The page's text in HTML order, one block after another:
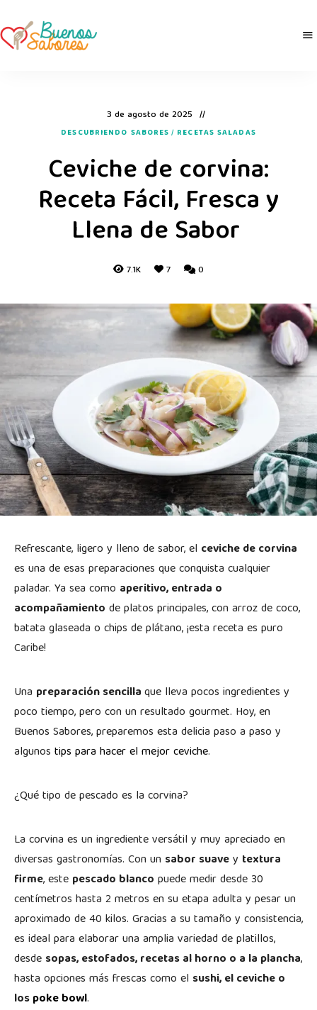
3 de agosto de 2025
DESCUBRIENDO SABORES / RECETAS SALADAS
Ceviche de corvina:
Receta Fácil, Fresca y
Llena de Sabor
7.1K 7 0
Refrescante, ligero y lleno de sabor, el ceviche de corvina
es una de esas preparaciones que conquista cualquier
paladar. Ya sea como aperitivo, entrada o
acompañamiento de platos principales, con arroz de coco,
batata glaseada o chips de plátano, ¡esta receta es puro
Caribe!
Una preparación sencillaque lleva pocos ingredientes y
poco tiempo, pero con un resultado gourmet. Hoy, en
Buenos Sabores, preparemos esta delicia paso a paso y
algunos tips para hacer el mejor ceviche.
¿Qué tipo de pescado es la corvina?
La corvina es un ingrediente versátil y muy apreciado en
diversas gastronomías. Con un sabor suavey textura
firme, este pescado blanco puede medir desde 30
centímetros hasta 2 metros en su etapa adulta y pesar un
aproximado de 40 kilos. Gracias a su tamaño y consistencia,
es ideal para elaborar una amplia variedad de platillos,
desde sopas, estofados, recetas al horno o a la plancha,
hasta opciones más frescas como el sushi, el ceviche o
lospoke bowl.